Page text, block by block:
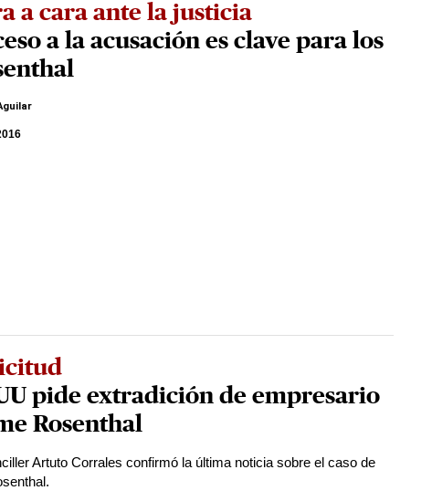
a cara ante la justicia
a la acusación es clave para los
pide extradición de empresario
Rosenthal
Artuto Corrales confirmó la última noticia sobre el caso de